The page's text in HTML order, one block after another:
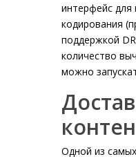
интерфейс
кодирования
поддержкой
количество
можно
Одной из